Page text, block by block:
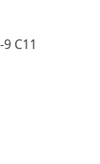
C11